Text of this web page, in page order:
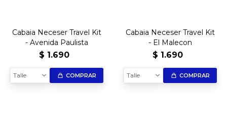
Cabaia Neceser Travel Kit
- Avenida Paulista
$ 1.690
Talle COMPRAR
Cabaia Neceser Travel Kit
- El Malecon
$ 1.690
Talle COMPRAR